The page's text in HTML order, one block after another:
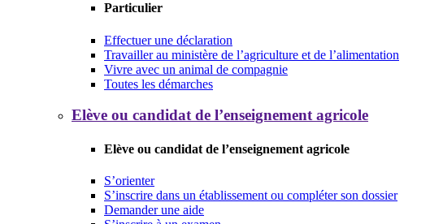
Particulier
Effectuer une déclaration
Travailler au ministère de l’agriculture et de l’alimentation
Vivre avec un animal de compagnie
Toutes les démarches
Elève ou candidat de l’enseignement agricole
Elève ou candidat de l’enseignement agricole
S’orienter
S’inscrire dans un établissement ou compléter son dossier
Demander une aide